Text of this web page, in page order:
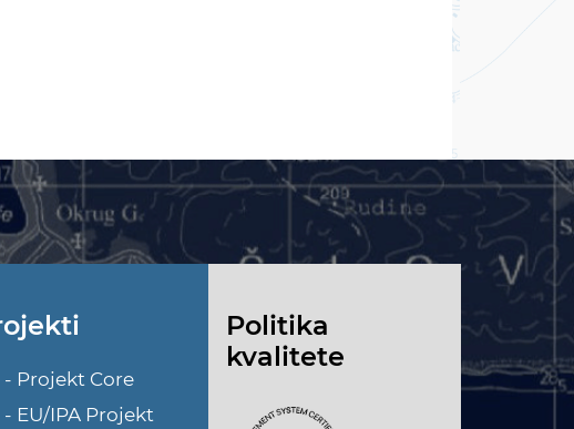
- Projekt Core
- EU/IPA Projekt
Politika
kvalitete